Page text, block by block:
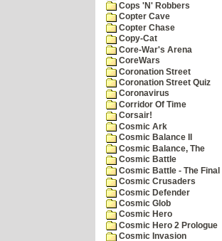
Cops 'N' Robbers
Copter Cave
Copter Chase
Copy-Cat
Core-War's Arena
CoreWars
Coronation Street
Coronation Street Quiz
Coronavirus
Corridor Of Time
Corsair!
Cosmic Ark
Cosmic Balance II
Cosmic Balance, The
Cosmic Battle
Cosmic Battle - The
Cosmic Crusaders
Cosmic Defender
Cosmic Glob
Cosmic Hero
Cosmic Hero 2 Prologue
Cosmic Invasion